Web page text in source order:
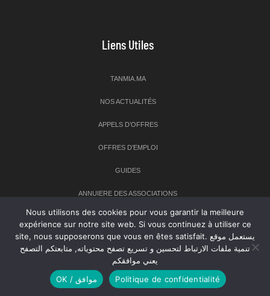
Liens Utiles
TANMIA.MA
NOS ACTUALITÉS
APPELS D’OFFRES
OFFRES D’EMPLOI
GUIDES
ANNUIERE DES ASSOCIATIONS
Newsletter
Inscrivez-vous à notre newsletter pour recevoir les dernières
nouvelles sur TANMIA
Nous utilisons des cookies pour vous garantir la meilleure
expérience sur notre site web. Si vous continuez à utiliser ce
site, nous supposerons que vous en êtes satisfait. يستعمل موقع
تنمية ملفات الارتباط لتحسين و تسريع تصفح محتوياته, متابعتكم التصفح
يعني موافقكم
OK / موافق
Politique de confidentialité